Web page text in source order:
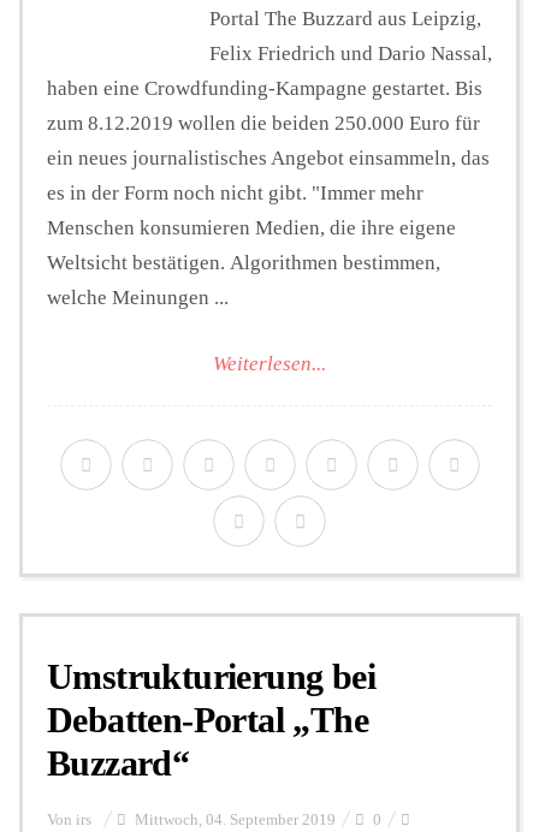
Portal The Buzzard aus Leipzig,
Felix Friedrich und Dario Nassal,
haben eine Crowdfunding-Kampagne gestartet. Bis
zum 8.12.2019 wollen die beiden 250.000 Euro für
ein neues journalistisches Angebot einsammeln, das
es in der Form noch nicht gibt. "Immer mehr
Menschen konsumieren Medien, die ihre eigene
Weltsicht bestätigen. Algorithmen bestimmen,
welche Meinungen ...
Weiterlesen...
Umstrukturierung bei
Debatten-Portal „The
Buzzard“
Von irs Mittwoch, 04. September 2019 0